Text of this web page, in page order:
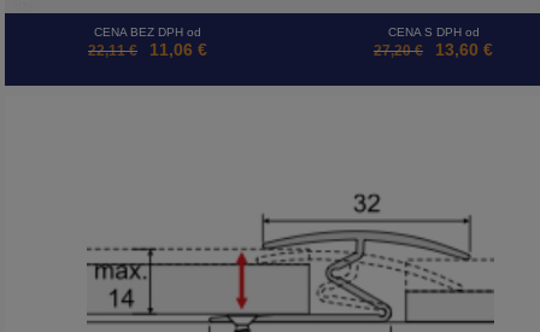
lištu.
CENA BEZ DPH od
22,11 € 11,06 €
CENA S DPH od
27,20 € 13,60 €